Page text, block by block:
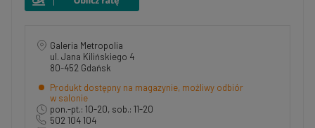
Galeria Metropolia
ul. Jana Kilińskiego 4
80-452 Gdańsk
Produkt dostępny na magazynie, możliwy odbiór
w salonie
pon.-pt.: 10-20, sob.: 11-20
502 104 104